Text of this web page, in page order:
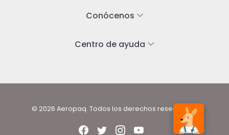
Conócenos
Centro de ayuda
© 2026 Aeropaq. Todos los derechos reservados.